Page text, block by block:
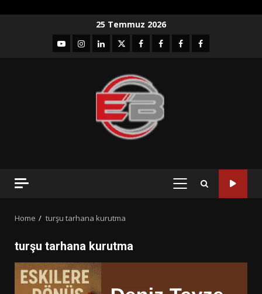
25 Temmuz 2026
YouTubeInstagram
LinkedIntwitterfacebook-Facebook-
Facebook-Facebook-
PRIMARY
Home turşu tarhana kurutma
turşu tarhana kurutma